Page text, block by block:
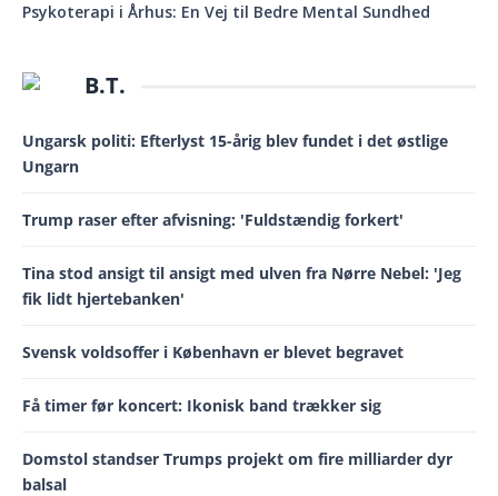
Psykoterapi i Århus: En Vej til Bedre Mental Sundhed
B.T.
Ungarsk politi: Efterlyst 15-årig blev fundet i det østlige
Ungarn
Trump raser efter afvisning: 'Fuldstændig forkert'
Tina stod ansigt til ansigt med ulven fra Nørre Nebel: 'Jeg
fik lidt hjertebanken'
Svensk voldsoffer i København er blevet begravet
Få timer før koncert: Ikonisk band trækker sig
Domstol standser Trumps projekt om fire milliarder dyr
balsal